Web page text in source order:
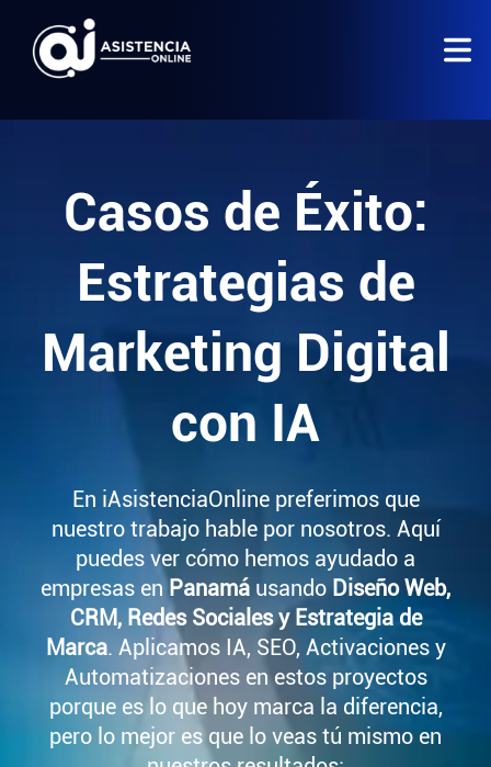
Casos de Éxito:
Estrategias de
Marketing Digital
con IA
En iAsistenciaOnline preferimos que
nuestro trabajo hable por nosotros. Aquí
puedes ver cómo hemos ayudado a
empresas en Panamá usando Diseño Web,
CRM, Redes Sociales y Estrategia de
Marca. Aplicamos IA, SEO, Activaciones y
Automatizaciones en estos proyectos
porque es lo que hoy marca la diferencia,
pero lo mejor es que lo veas tú mismo en